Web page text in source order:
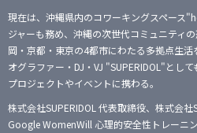
現在は、沖縄県内のコワーキングスペース
ジャーも務め、沖縄の次世代コミュニティ
岡・京都・東京の4都市にわたる多拠点生
オグラファー・DJ・VJ "SUPERIDOL"とし
プロジェクトやイベントに携わる。
株式会社SUPERIDOL 代表取締役、株式会社
Google WomenWill 心理的安全性トレーニ